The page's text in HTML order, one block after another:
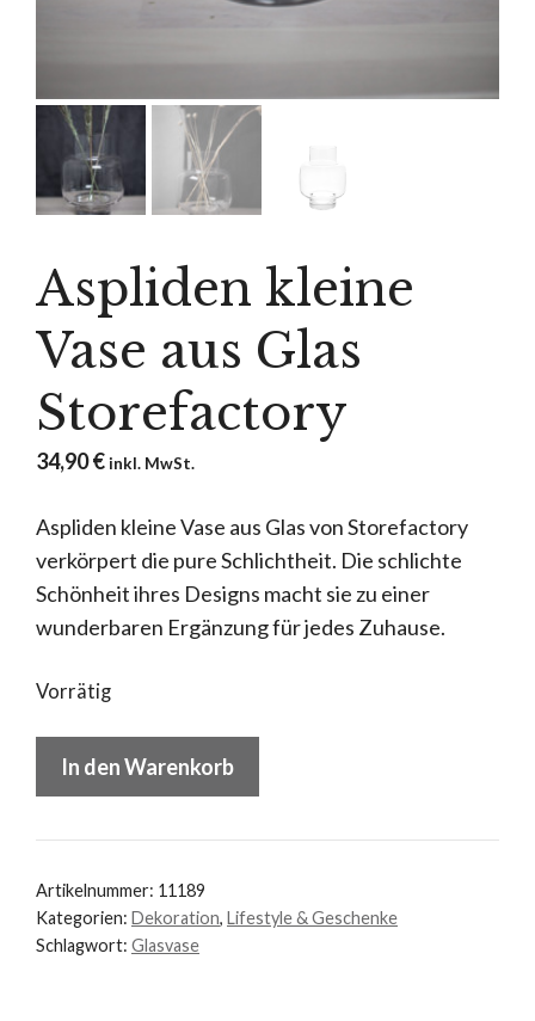
Aspliden kleine
Vase aus Glas
Storefactory
34,90€ inkl. MwSt.
Aspliden kleine Vase aus Glas von Storefactory
verkörpert die pure Schlichtheit. Die schlichte
Schönheit ihres Designs macht sie zu einer
wunderbaren Ergänzung für jedes Zuhause.
Vorrätig
Aspliden
Glas
Storefactory
Menge
In den Warenkorb
Artikelnummer: 11189
Kategorien: Dekoration, Lifestyle & Geschenke
Schlagwort: Glasvase